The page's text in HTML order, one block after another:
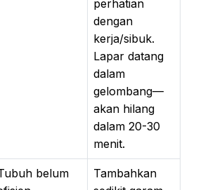
perhatian
dengan
kerja/sibuk.
Lapar datang
dalam
gelombang—
akan hilang
dalam 20-30
menit.
belum
Tambahkan